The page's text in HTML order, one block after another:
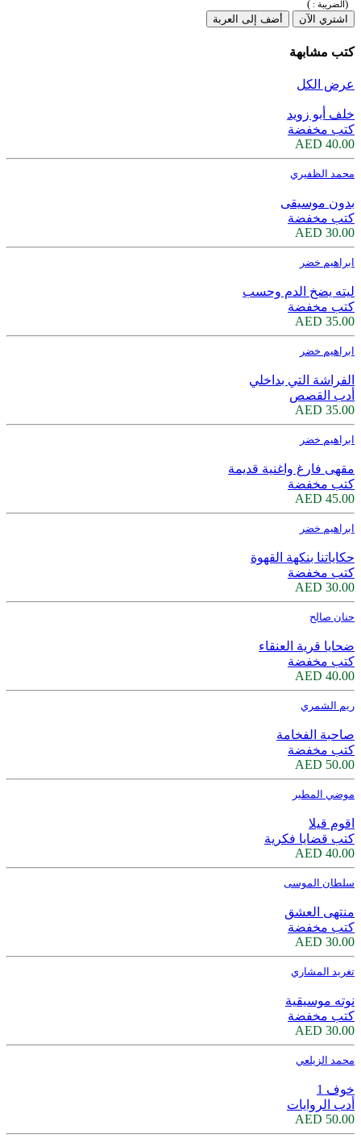
(الضريبة : )
اشتري الآن
أضف إلى العربة
كتب مشابهة
عرض الكل
خلف أبو زويد
كتب مخفضة
40.00 AED
محمد الظفيري
بدون موسيقى
كتب مخفضة
30.00 AED
ابراهيم خضر
ليته يضخ الدم وحسب
كتب مخفضة
35.00 AED
ابراهيم خضر
الفراشة التي بداخلي
أدب القصص
35.00 AED
ابراهيم خضر
مقهى فارغ واغنية قديمة
كتب مخفضة
45.00 AED
ابراهيم خضر
حكاياتنا بنكهة القهوة
كتب مخفضة
30.00 AED
حنان صالح
ضحايا قرية العنقاء
كتب مخفضة
40.00 AED
ريم الشمري
صاحبة الفخامة
كتب مخفضة
50.00 AED
موضي المطير
اقوم قيلا
كتب قضايا فكرية
40.00 AED
سلطان الموسى
منتهى العشق
كتب مخفضة
30.00 AED
تغريد المشاري
نوته موسيقية
كتب مخفضة
30.00 AED
محمد الزيلعي
خوف 1
أدب الروايات
50.00 AED